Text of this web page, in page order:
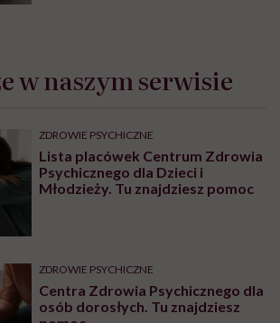
w naszym serwisie
ZDROWIE PSYCHICZNE
Lista placówek Centrum Zdrowia
Psychicznego dla Dzieci i
Młodzieży. Tu znajdziesz pomoc
ZDROWIE PSYCHICZNE
Centra Zdrowia Psychicznego dla
osób dorosłych. Tu znajdziesz